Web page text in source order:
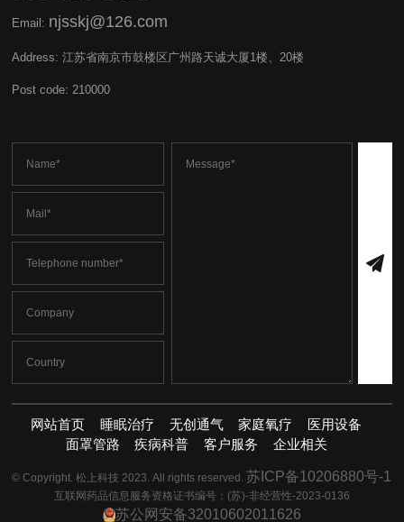
Email: njsskj@126.com
Address: 江苏省南京市鼓楼区广州路天诚大厦1楼、20楼
Post code: 210000
网站首页 睡眠治疗 无创通气 家庭氧疗
医用设备
面罩管路
疾病科普 客户服务 企业相关
© Copyright. 松上科技 2023. All rights reserved. 苏ICP备10206880号-1
互联网药品信息服务资格证书编号：(苏)-非经营性-2023-0136
苏公网安备32010602011626